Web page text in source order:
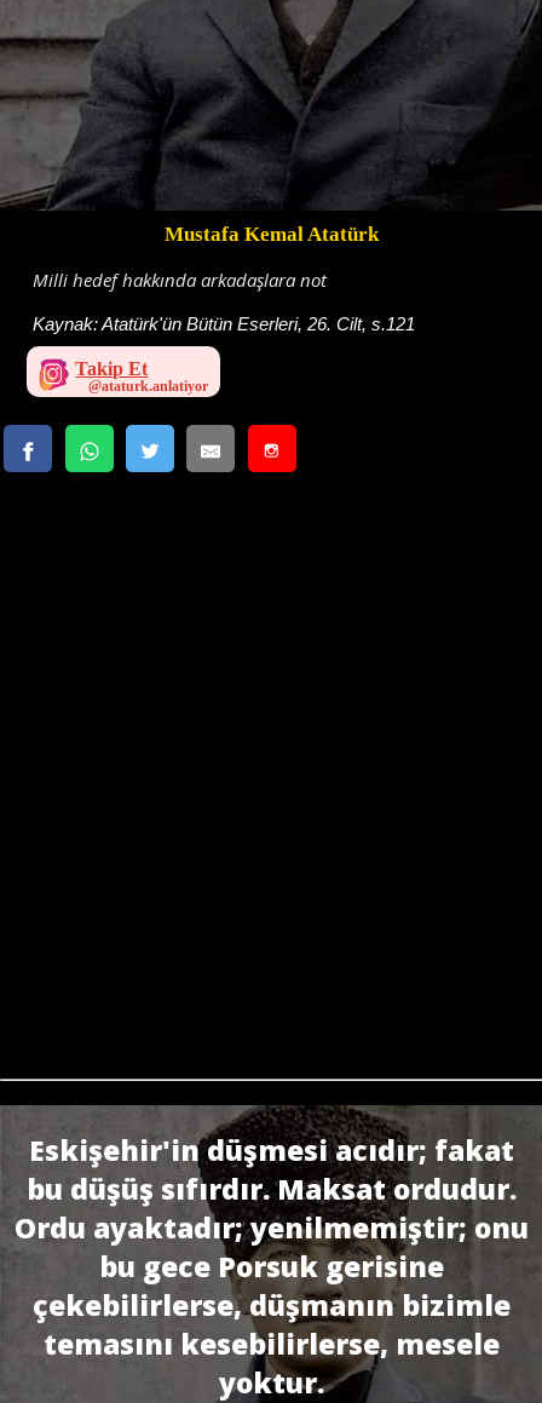
Mustafa Kemal Atatürk
Milli hedef hakkında arkadaşlara not
Kaynak:Atatürk'ün Bütün Eserleri, 26. Cilt, s.121
Takip Et
Eskişehir'in düşmesi acıdır; fakat
bu düşüş sıfırdır. Maksat ordudur.
Ordu ayaktadır; yenilmemiştir; onu
bu gece Porsuk gerisine
çekebilirlerse, düşmanın bizimle
temasını kesebilirlerse, mesele
yoktur.